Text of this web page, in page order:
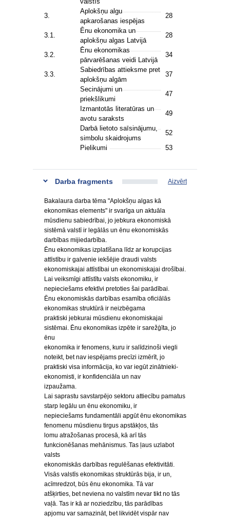
3.
Aplokšņu algu
apkarošanas iespējas
28
3.1.
Ēnu ekonomika un
aplokšņu algas Latvijā
28
3.2.
Ēnu ekonomikas
pārvarēšanas veidi Latvijā
34
3.3.
Sabiedrības attieksme pret
aplokšņu algām
37
Secinājumi un
priekšlikumi
47
Izmantotās literatūras un
avotu saraksts
49
Darbā lietoto saīsinājumu,
simbolu skaidrojums
52
Pielikumi
53
Darba fragments Aizvērt
Bakalaura darba tēma "Aplokšņu algas kā
ekonomikas elements" ir svarīga un aktuāla
mūsdienu sabiedrībai, jo jebkura ekonomiskā
sistēmā valstī ir legālās un ēnu ekonomiskās
darbības mijiedarbība.
Ēnu ekonomikas izplatīšana līdz ar korupcijas
attīstību ir galvenie iekšējie draudi valsts
ekonomiskajai attīstībai un ekonomiskajai drošībai.
Lai veiksmīgi attīstītu valsts ekonomiku, ir
nepieciešams efektīvi pretoties šai parādībai.
Ēnu ekonomiskās darbības esamība oficiālās
ekonomikas struktūrā ir neizbēgama
praktiski jebkurai mūsdienu ekonomiskajai
sistēmai. Ēnu ekonomikas izpēte ir sarežģīta, jo
ēnu
ekonomika ir fenomens, kuru ir salīdzinoši viegli
noteikt, bet nav iespējams precīzi izmērīt, jo
praktiski visa informācija, ko var iegūt zinātnieki-
ekonomisti, ir konfidenciāla un nav
izpaužama.
Lai saprastu savstarpējo sektoru attiecību pamatus
starp legālu un ēnu ekonomiku, ir
nepieciešams fundamentāli apgūt ēnu ekonomikas
fenomenu mūsdienu tirgus apstākļos, tās
lomu atražošanas procesā, kā arī tās
funkcionēšanas mehānismus. Tas ļaus uzlabot
valsts
ekonomiskās darbības regulēšanas efektivitāti.
Visās valstīs ekonomikas struktūrās bija, ir un,
acīmredzot, būs ēnu ekonomika. Tā var
atšķirties, bet neviena no valstīm nevar tikt no tās
vaļā. Tas ir kā ar noziedzību, tās parādības
apjomu var samazināt, bet likvidēt vispār nav